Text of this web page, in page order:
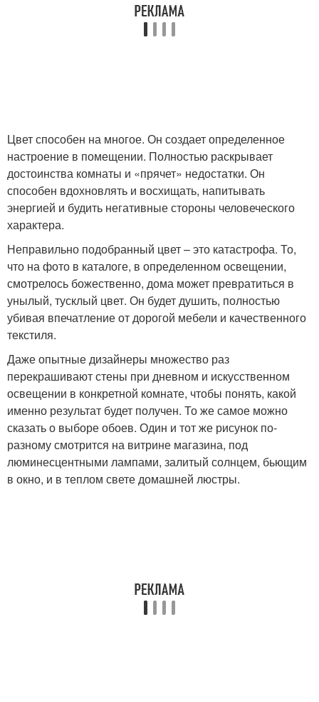
Цвет способен на многое. Он создает определенное
настроение в помещении. Полностью раскрывает
достоинства комнаты и «прячет» недостатки. Он
способен вдохновлять и восхищать, напитывать
энергией и будить негативные стороны человеческого
характера.
Неправильно подобранный цвет – это катастрофа. То,
что на фото в каталоге, в определенном освещении,
смотрелось божественно, дома может превратиться в
унылый, тусклый цвет. Он будет душить, полностью
убивая впечатление от дорогой мебели и качественного
текстиля.
Даже опытные дизайнеры множество раз
перекрашивают стены при дневном и искусственном
освещении в конкретной комнате, чтобы понять, какой
именно результат будет получен. То же самое можно
сказать о выборе обоев. Один и тот же рисунок по-
разному смотрится на витрине магазина, под
люминесцентными лампами, залитый солнцем, бьющим
в окно, и в теплом свете домашней люстры.